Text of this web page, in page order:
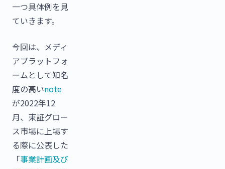
一つ具体例を見
ていきます。
今回は、メディ
アプラットフォ
ームとして知名
度の高いnote
が2022年12
月、東証グロー
ス市場に上場す
る際に公表した
「事業計画及び